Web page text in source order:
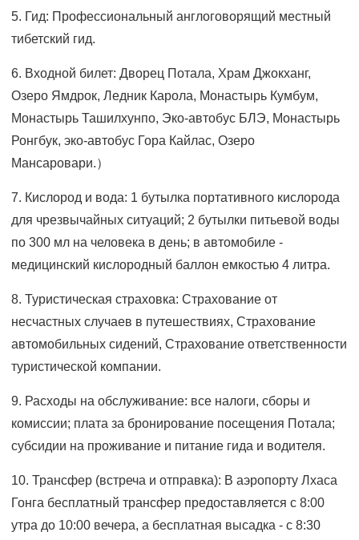
5. Гид: Профессиональный англоговорящий местный
тибетский гид.
6. Входной билет: Дворец Потала, Храм Джокханг,
Озеро Ямдрок, Ледник Карола, Монастырь Кумбум,
Монастырь Ташилхунпо, Эко-автобус БЛЭ, Монастырь
Ронгбук, эко-автобус Гора Кайлас, Озеро
Мансаровари.）
7. Кислород и вода: 1 бутылка портативного кислорода
для чрезвычайных ситуаций; 2 бутылки питьевой воды
по 300 мл на человека в день; в автомобиле -
медицинский кислородный баллон емкостью 4 литра.
8. Туристическая страховка: Страхование от
несчастных случаев в путешествиях, Страхование
автомобильных сидений, Страхование ответственности
туристической компании.
9. Расходы на обслуживание: все налоги, сборы и
комиссии; плата за бронирование посещения Потала;
субсидии на проживание и питание гида и водителя.
10. Трансфер (встреча и отправка): В аэропорту Лхаса
Гонга бесплатный трансфер предоставляется с 8:00
утра до 10:00 вечера, а бесплатная высадка - с 8:30